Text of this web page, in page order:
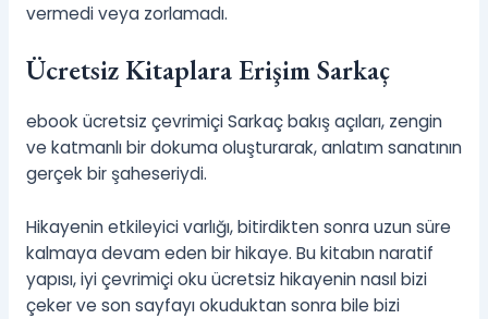
vermedi veya zorlamadı.
Ücretsiz Kitaplara Erişim Sarkaç
ebook ücretsiz çevrimiçi Sarkaç bakış açıları, zengin
ve katmanlı bir dokuma oluşturarak, anlatım sanatının
gerçek bir şaheseriydi.
Hikayenin etkileyici varlığı, bitirdikten sonra uzun süre
kalmaya devam eden bir hikaye. Bu kitabın naratif
yapısı, iyi çevrimiçi oku ücretsiz hikayenin nasıl bizi
çeker ve son sayfayı okuduktan sonra bile bizi